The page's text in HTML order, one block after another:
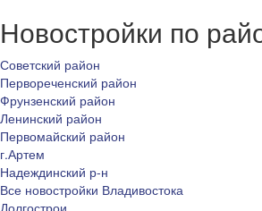
Новостройки по
Советский район
Первореченский район
Фрунзенский район
Ленинский район
Первомайский район
г.Артем
Надеждинский р-н
Все новостройки Владивостока
Долгострои